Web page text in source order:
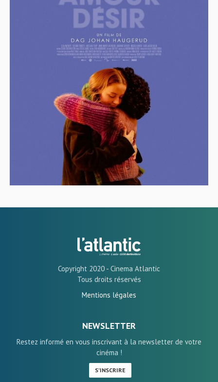
Copyright 2020 - Cinema Atlantic
Tous droits réservés
Mentions légales
NEWSLETTER
Restez informé en vous inscrivant à la newsletter de votre
cinéma !
S'INSCRIRE